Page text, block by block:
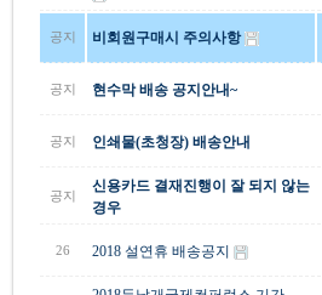
공지 비회원구매시 주의사항
공지 현수막 배송 공지안내~
공지 인쇄물(초청장) 배송안내
공지
신용카드 결재진행이 잘 되지 않는
경우
26 2018 설연휴 배송공지